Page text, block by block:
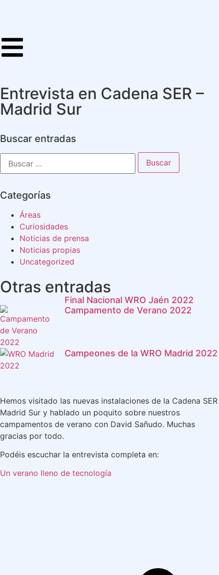
Entrevista en Cadena SER –
Madrid Sur
Buscar entradas
Categorías
Áreas
Curiosidades
Noticias de prensa
Noticias propias
Uncategorized
Otras entradas
Final Nacional WRO Jaén 2022
Campamento de Verano 2022
Campeones de la WRO Madrid 2022
Hemos visitado las nuevas instalaciones de la Cadena SER
Madrid Sur y hablado un poquito sobre nuestros
campamentos de verano con David Sañudo. Muchas
gracias por todo.
Podéis escuchar la entrevista completa en:
Un verano lleno de tecnología